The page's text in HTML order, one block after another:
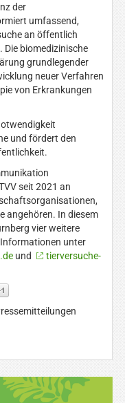
der
umfassend,
an öffentlich
biomedizinische
grundlegender
neuer Verfahren
von Erkrankungen
und fördert den
seit 2021 an
angehören. In diesem
vier weitere
unter
und
tierversuche-